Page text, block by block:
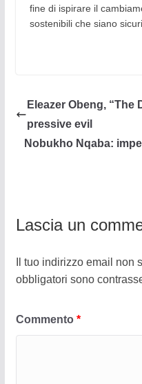
fine di ispirare il
sostenibili che siano
Eleazer Obeng, “The
pressive evil
Nobukho Nqaba:
Lascia un
Il tuo indirizzo email non
obbligatori sono
Commento *